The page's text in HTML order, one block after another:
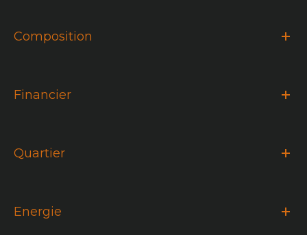
Composition
Financier
Quartier
Energie